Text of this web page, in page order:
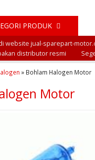
PRODUK
website jual-sparepart-
distributor resmi
» Bohlam Halogen Motor
Motor